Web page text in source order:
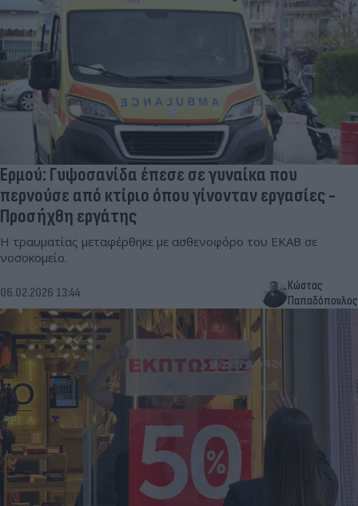
Ερμού: Γυψοσανίδα έπεσε σε γυναίκα που
περνούσε από κτίριο όπου γίνονταν εργασίες -
Προσήχθη εργάτης
Η τραυματίας μεταφέρθηκε με ασθενοφόρο του ΕΚΑΒ σε
νοσοκομείο.
06.02.2026 13:44
Κώστας
Παπαδόπουλος